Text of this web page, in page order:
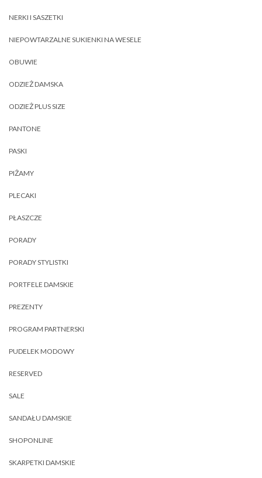
NERKI I SASZETKI
NIEPOWTARZALNE SUKIENKI NA WESELE
OBUWIE
ODZIEŻ DAMSKA
ODZIEŻ PLUS SIZE
PANTONE
PASKI
PIŻAMY
PLECAKI
PŁASZCZE
PORADY
PORADY STYLISTKI
PORTFELE DAMSKIE
PREZENTY
PROGRAM PARTNERSKI
PUDELEK MODOWY
RESERVED
SALE
SANDAŁU DAMSKIE
SHOPONLINE
SKARPETKI DAMSKIE